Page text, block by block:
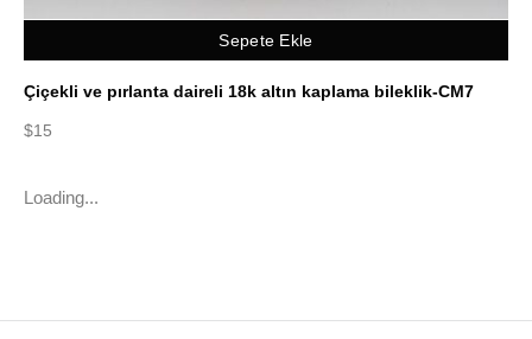
Sepete Ekle
Çiçekli ve pırlanta daireli 18k altın kaplama bileklik-CM7
$15
Loading...